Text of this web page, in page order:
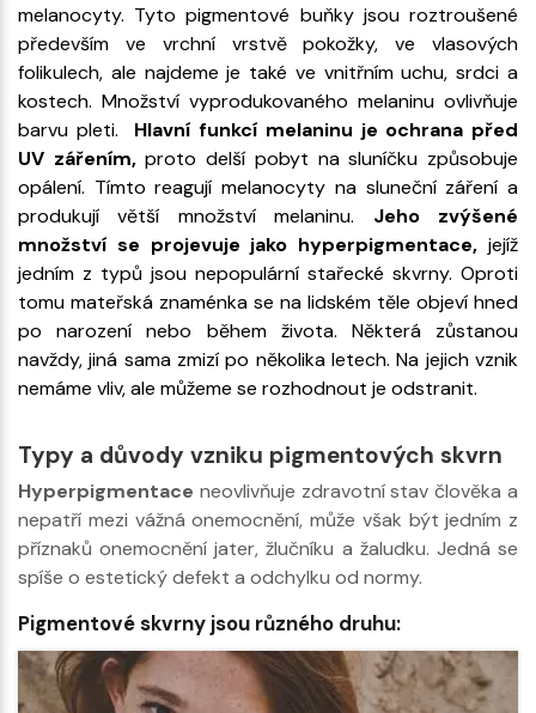
melanocyty. Tyto pigmentové buňky jsou roztroušené
především ve vrchní vrstvě pokožky, ve vlasových
folikulech, ale najdeme je také ve vnitřním uchu, srdci a
kostech. Množství vyprodukovaného melaninu ovlivňuje
barvu pleti. Hlavní funkcí melaninu je ochrana před
UV zářením,proto delší pobyt na sluníčku způsobuje
opálení. Tímto reagují melanocyty na sluneční záření a
produkují větší množství melaninu. Jeho zvýšené
množství se projevuje jako hyperpigmentace, jejíž
jedním z typů jsou nepopulární stařecké skvrny. Oproti
tomu mateřská znaménka se na lidském těle objeví hned
po narození nebo během života. Některá zůstanou
navždy, jiná sama zmizí po několika letech. Na jejich vznik
nemáme vliv, ale můžeme se rozhodnout je odstranit.
Typy a důvody vzniku pigmentových skvrn
Hyperpigmentace neovlivňuje zdravotní stav člověka a
nepatří mezi vážná onemocnění, může však být jedním z
příznaků onemocnění jater, žlučníku a žaludku. Jedná se
spíše o estetický defekt a odchylku od normy.
Pigmentové skvrny jsou různého druhu: